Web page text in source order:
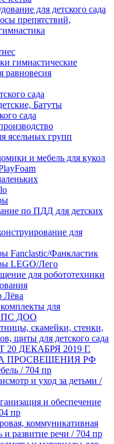
для детского сада
препятствий,
гимнастические
равновесия
сада
Батуты
сада
ясельных групп
и мебель для кукол
по ПДД для детских
для
Fanclastic/Фанкластик
LEGO/Лего
для робототехники
Лёва
для
ДОО
скамейки, стенки,
щиты для детского сада
ДЕКАБРЯ 2019 Г.
ПРОСВЕЩЕНИЯ РФ
/ 704 пр
и уход за детьми /
и обеспечение
пр
коммуникативная
и развитие речи / 704 пр